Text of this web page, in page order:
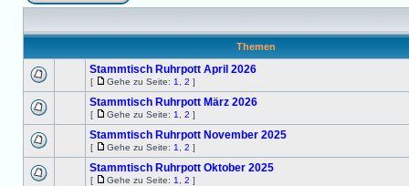
Themen
Stammtisch Ruhrpott April 2026
[ Gehe zu Seite: 1 2 ]
Stammtisch Ruhrpott März 2026
[ Gehe zu Seite: 1 2 ]
Stammtisch Ruhrpott November 2025
[ Gehe zu Seite: 1 2 ]
Stammtisch Ruhrpott Oktober 2025
[ Gehe zu Seite: 1 2 ]